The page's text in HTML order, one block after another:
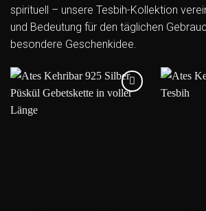
spirituell – unsere Tesbih-Kollektion
und Bedeutung für den täglichen
besondere Geschenkidee.